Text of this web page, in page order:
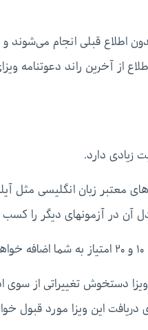
۱۸۹، در فواصل متناوب و بدون اطلاع
دعوتنامه ویزای ۱۸۹، می‌توانید
زیادی دارد.
در آزمون‌های معتبر زبان
برای این ویزا دستخوش
دریافت این ویزا مورد قبول